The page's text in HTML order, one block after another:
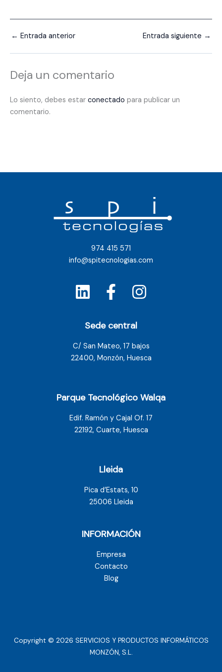
← Entrada anterior Entrada siguiente →
Deja un comentario
Lo siento, debes estar conectado para publicar un
comentario.
974 415 571
info@spitecnologias.com
Sede central
C/ San Mateo, 17 bajos
22400, Monzón, Huesca
Parque Tecnológico Walqa
Edif. Ramón y Cajal Of. 17
22192, Cuarte, Huesca
Lleida
Pica d’Estats, 10
25006 Lleida
INFORMACIÓN
Empresa
Contacto
Blog
Copyright © 2026 SERVICIOS Y PRODUCTOS INFORMÁTICOS
MONZÓN, S.L.